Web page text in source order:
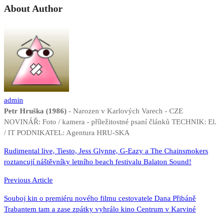
About Author
admin
Petr Hruška (1986) - Narozen v Karlových Varech - CZE
NOVINÁŘ: Foto / kamera - příležitostné psaní článků TECHNIK: El.
/ IT PODNIKATEL: Agentura HRU-SKA
Navigace
pro
příspěvek
Rudimental live, Tiesto, Jess Glynne, G-Eazy a The Chainsmokers
roztancují náštěvníky letního beach festivalu Balaton Sound!
Previous Article
Souboj kin o premiéru nového filmu cestovatele Dana Přibáně
Trabantem tam a zase zpátky vyhrálo kino Centrum v Karviné